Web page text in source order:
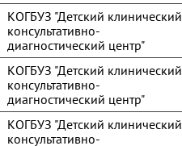
КОГБУЗ "Детский клинический
консультативно-
диагностический центр"
КОГБУЗ "Детский клинический
консультативно-
диагностический центр"
КОГБУЗ "Детский клинический
консультативно-